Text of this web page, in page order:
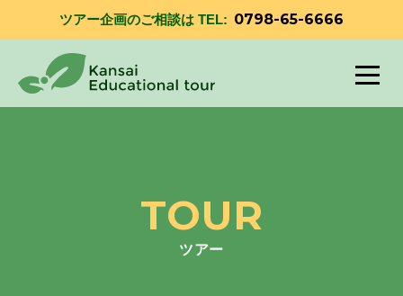
ツアー企画のご相談は TEL: 0798-65-6666
TOUR
ツアー